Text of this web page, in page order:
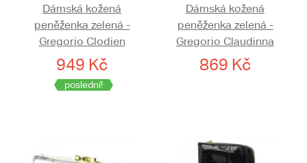
Dámská kožená
peněženka zelená -
Gregorio Clodien
949 Kč
poslední!
Dámská kožená
peněženka zelená -
Gregorio Claudinna
869 Kč